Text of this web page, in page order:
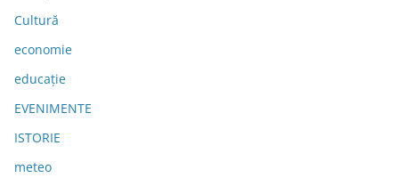
Cultură
economie
educație
EVENIMENTE
ISTORIE
meteo